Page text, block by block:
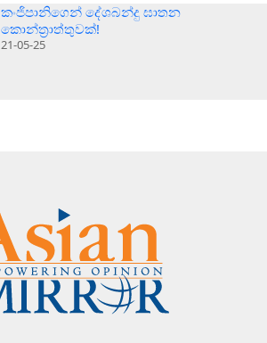
කංජිපානිගෙන් දේශබන්දු ඝාතන
කොන්ත්‍රාත්තුවක්!
21-05-25